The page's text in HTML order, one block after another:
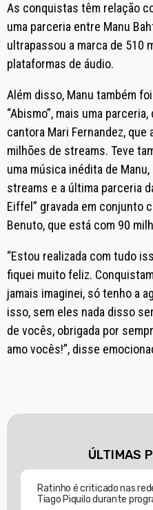
As conquistas têm relação
uma parceria entre Manu
ultrapassou a marca de 510
plataformas de áudio.
Além disso, Manu também
“Abismo”, mais uma
cantora Mari Fernandez, que
milhões de streams. Teve
uma música inédita de
streams e a última parceria
Eiffel” gravada em conjunto
Benuto, que está com 90
“Estou realizada com tudo
fiquei muito feliz.
jamais imaginei, só tenho a
isso, sem eles nada disso
de vocês, obrigada por
amo vocês!”, disse
ÚLTIMAS
Ratinho é criticado nas
Tiago Piquilo durante